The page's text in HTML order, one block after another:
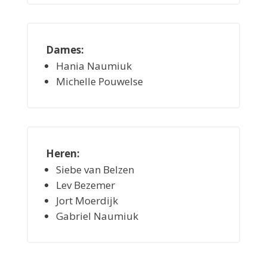
Dames:
Hania Naumiuk
Michelle Pouwelse
Heren:
Siebe van Belzen
Lev Bezemer
Jort Moerdijk
Gabriel Naumiuk